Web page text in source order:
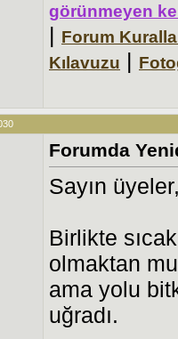
görünmeyen
| Forum
Kılavuzu |
Forumda
Sayın
Birlikte
olmaktan
ama yolu
uğradı.